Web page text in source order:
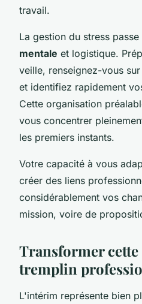
travail.
La gestion du stress
mentale et logistique.
veille, renseignez-vous
et identifiez rapidement
Cette organisation
vous concentrer
les premiers instants.
Votre capacité à vous
créer des liens
considérablement vos
mission, voire de
Transformer cette
tremplin
L'intérim représente bien